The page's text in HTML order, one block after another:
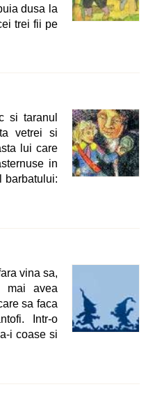
dusa la
trei fii pe
si o
sa ne
in staul,
capra
si taranul
vetrei si
lui care
in
barbatului:
trista, pe
unul
degetul
as fi
vina sa,
mai avea
sa faca
Intr-o
i coase si
si, dupa